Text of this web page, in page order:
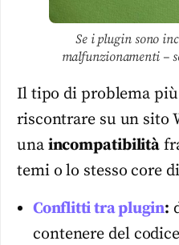
Se i plugin sono
malfunzionamenti –
Il tipo di problema
riscontrare su un sito
una incompatibilità
temi o lo stesso core
Conflitti tra plugin:
contenere del